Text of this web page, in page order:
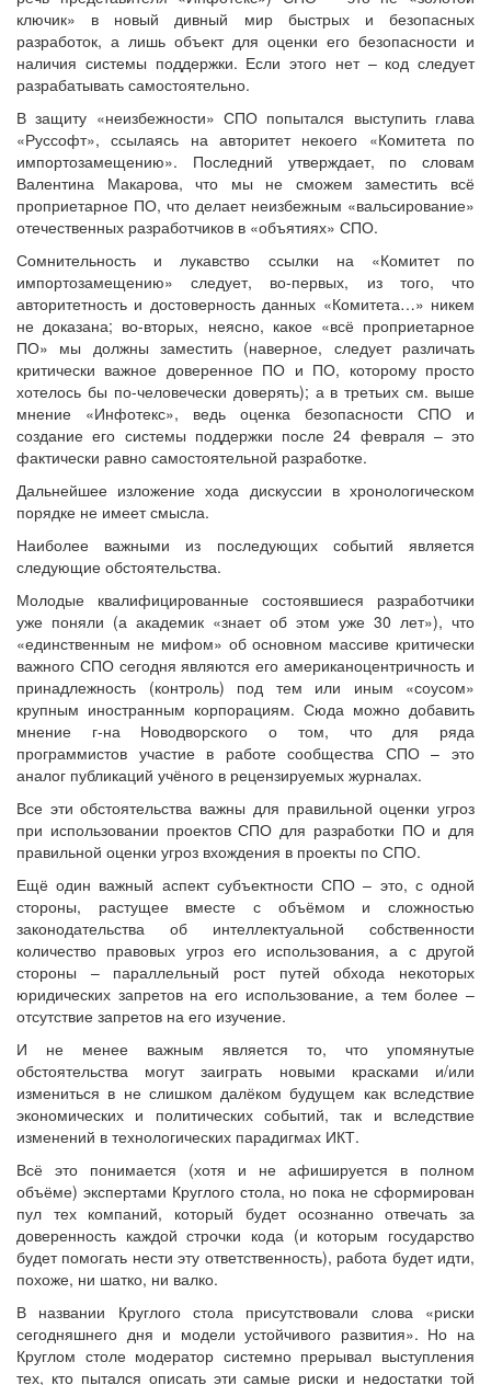
ключик» в новый дивный мир быстрых и безопасных
разработок, а лишь объект для оценки его безопасности и
наличия системы поддержки. Если этого нет – код следует
разрабатывать самостоятельно.
В защиту «неизбежности» СПО попытался выступить глава
«Руссофт», ссылаясь на авторитет некоего «Комитета по
импортозамещению». Последний утверждает, по словам
Валентина Макарова, что мы не сможем заместить всё
проприетарное ПО, что делает неизбежным «вальсирование»
отечественных разработчиков в «объятиях» СПО.
Сомнительность и лукавство ссылки на «Комитет по
импортозамещению» следует, во-первых, из того, что
авторитетность и достоверность данных «Комитета…» никем
не доказана; во-вторых, неясно, какое «всё проприетарное
ПО» мы должны заместить (наверное, следует различать
критически важное доверенное ПО и ПО, которому просто
хотелось бы по-человечески доверять); а в третьих см. выше
мнение «Инфотекс», ведь оценка безопасности СПО и
создание его системы поддержки после 24 февраля – это
фактически равно самостоятельной разработке.
Дальнейшее изложение хода дискуссии в хронологическом
порядке не имеет смысла.
Наиболее важными из последующих событий является
следующие обстоятельства.
Молодые квалифицированные состоявшиеся разработчики
уже поняли (а академик «знает об этом уже 30 лет»), что
«единственным не мифом» об основном массиве критически
важного СПО сегодня являются его американоцентричность и
принадлежность (контроль) под тем или иным «соусом»
крупным иностранным корпорациям. Сюда можно добавить
мнение г-на Новодворского о том, что для ряда
программистов участие в работе сообщества СПО – это
аналог публикаций учёного в рецензируемых журналах.
Все эти обстоятельства важны для правильной оценки угроз
при использовании проектов СПО для разработки ПО и для
правильной оценки угроз вхождения в проекты по СПО.
Ещё один важный аспект субъектности СПО – это, с одной
стороны, растущее вместе с объёмом и сложностью
законодательства об интеллектуальной собственности
количество правовых угроз его использования, а с другой
стороны – параллельный рост путей обхода некоторых
юридических запретов на его использование, а тем более –
отсутствие запретов на его изучение.
И не менее важным является то, что упомянутые
обстоятельства могут заиграть новыми красками и/или
измениться в не слишком далёком будущем как вследствие
экономических и политических событий, так и вследствие
изменений в технологических парадигмах ИКТ.
Всё это понимается (хотя и не афишируется в полном
объёме) экспертами Круглого стола, но пока не сформирован
пул тех компаний, который будет осознанно отвечать за
доверенность каждой строчки кода (и которым государство
будет помогать нести эту ответственность), работа будет идти,
похоже, ни шатко, ни валко.
В названии Круглого стола присутствовали слова «риски
сегодняшнего дня и модели устойчивого развития». Но на
Круглом столе модератор системно прерывал выступления
тех, кто пытался описать эти самые риски и недостатки той